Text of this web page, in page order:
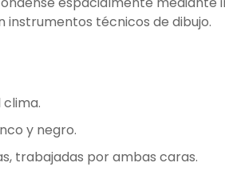
instrumentos técnicos de dibujo.
y negro.
trabajadas por ambas caras.